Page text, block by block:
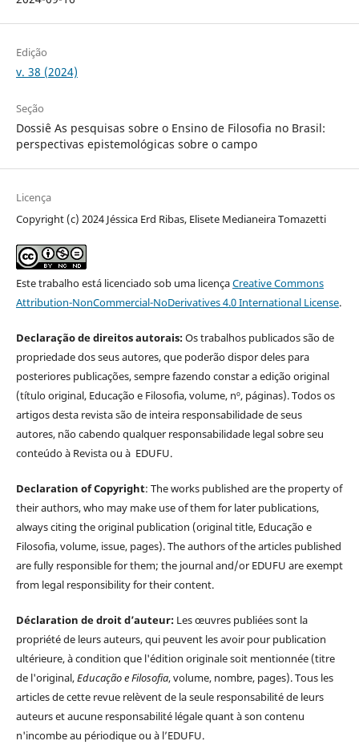
Edição
v. 38 (2024)
Seção
Dossiê As pesquisas sobre o Ensino de Filosofia no Brasil:
perspectivas epistemológicas sobre o campo
Licença
Copyright (c) 2024 Jéssica Erd Ribas, Elisete Medianeira Tomazetti
Este trabalho está licenciado sob uma licençaCreative Commons
Attribution-NonCommercial-NoDerivatives 4.0 International License.
Declaração de direitos autorais:Os trabalhos publicados são de
propriedade dos seus autores, que poderão dispor deles para
posteriores publicações, sempre fazendo constar a edição original
(título original, Educação e Filosofia, volume, nº, páginas). Todos os
artigos desta revista são de inteira responsabilidade de seus
autores, não cabendo qualquer responsabilidade legal sobre seu
conteúdo à Revista ou à EDUFU.
Declaration of Copyright: The works published are the property of
their authors, who may make use of them for later publications,
always citing the original publication (original title, Educação e
Filosofia, volume, issue, pages). The authors of the articles published
are fully responsible for them; the journal and/or EDUFU are exempt
from legal responsibility for their content.
Déclaration de droit d’auteur: Les œuvres publiées sont la
propriété de leurs auteurs, qui peuvent les avoir pour publication
ultérieure, à condition que l'édition originale soit mentionnée (titre
de l'original,Educação e Filosofia, volume, nombre, pages). Tous les
articles de cette revue relèvent de la seule responsabilité de leurs
auteurs et aucune responsabilité légale quant à son contenu
n'incombe au périodique ou à l’EDUFU.